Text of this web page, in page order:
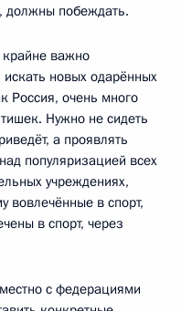
должны побеждать.
крайне важно
новых одарённых
Россия, очень много
Нужно не сидеть
а проявлять
популяризацией всех
учреждениях,
вовлечённые в спорт,
в спорт, через
с федерациями